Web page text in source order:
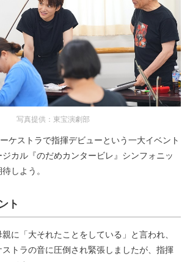
写真提供：東宝演劇部
ケストラで指揮デビューという一大イベント
カル『のだめカンタービレ』シンフォニッ
しよう。
ト
に「大それたことをしている」と言われ、
トラの音に圧倒され緊張しましたが、指揮